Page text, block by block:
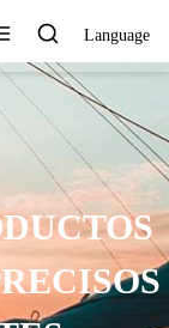
Language
24